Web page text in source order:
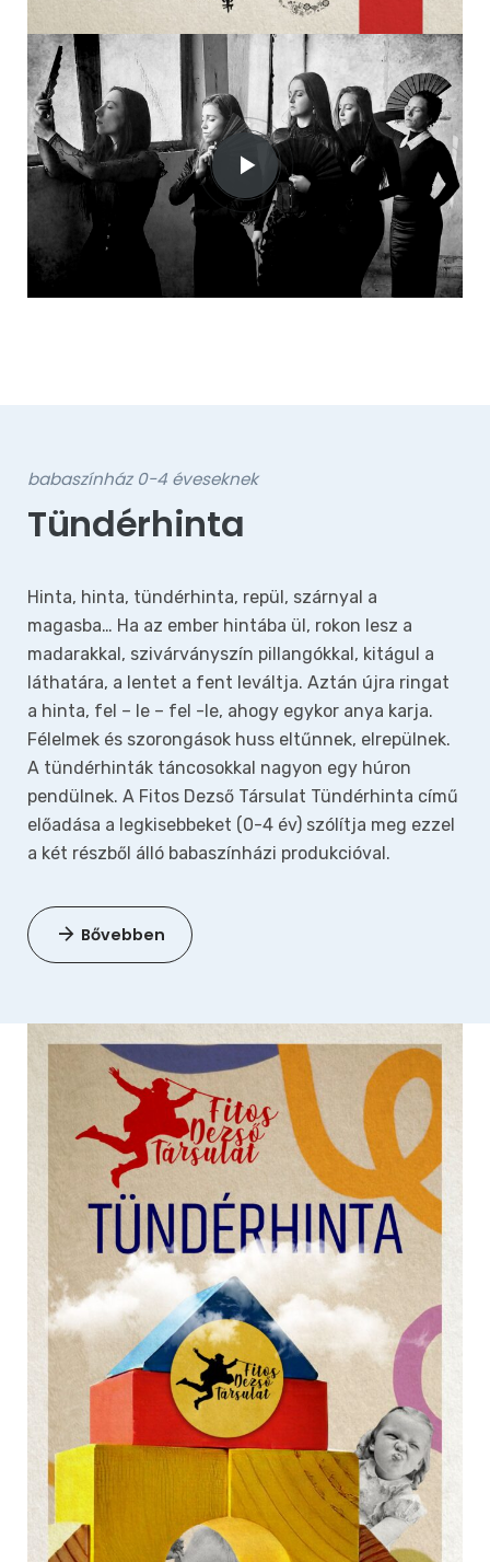
babaszínház 0-4 éveseknek
Tündérhinta
Hinta, hinta, tündérhinta, repül, szárnyal a
magasba… Ha az ember hintába ül, rokon lesz a
madarakkal, szivárványszín pillangókkal, kitágul a
láthatára, a lentet a fent leváltja. Aztán újra ringat
a hinta, fel – le – fel -le, ahogy egykor anya karja.
Félelmek és szorongások huss eltűnnek, elrepülnek.
A tündérhinták táncosokkal nagyon egy húron
pendülnek. A Fitos Dezső Társulat Tündérhinta című
előadása a legkisebbeket (0-4 év) szólítja meg ezzel
a két részből álló babaszínházi produkcióval.
Bővebben